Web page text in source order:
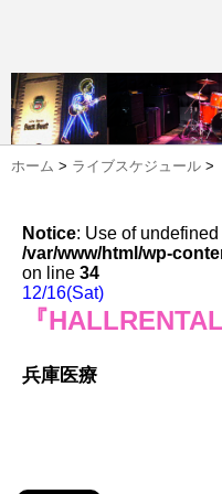
ホーム > ライブスケジュール >
Notice: Use of
/var/www/html/wp-
on line 34
12/16(Sat)
『HALLRENTAL
兵庫医療